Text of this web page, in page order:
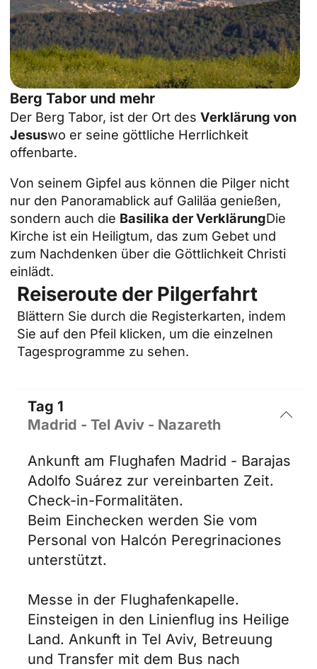
Berg Tabor und mehr
Der Berg Tabor, ist der Ort des Verklärung von
Jesuswo er seine göttliche Herrlichkeit
offenbarte.
Von seinem Gipfel aus können die Pilger nicht
nur den Panoramablick auf Galiläa genießen,
sondern auch die Basilika der VerklärungDie
Kirche ist ein Heiligtum, das zum Gebet und
zum Nachdenken über die Göttlichkeit Christi
einlädt.
Reiseroute der Pilgerfahrt
Blättern Sie durch die Registerkarten, indem
Sie auf den Pfeil klicken, um die einzelnen
Tagesprogramme zu sehen.
Tag 1
Madrid - Tel Aviv - Nazareth
Ankunft am Flughafen Madrid - Barajas
Adolfo Suárez zur vereinbarten Zeit.
Check-in-Formalitäten.
Beim Einchecken werden Sie vom
Personal von Halcón Peregrinaciones
unterstützt.
Messe in der Flughafenkapelle.
Einsteigen in den Linienflug ins Heilige
Land. Ankunft in Tel Aviv, Betreuung
und Transfer mit dem Bus nach